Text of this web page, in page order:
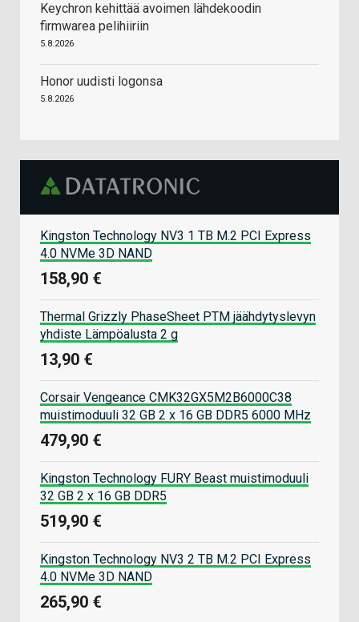
Keychron kehittää avoimen lähdekoodin
firmwarea pelihiiriin
5.8.2026
Honor uudisti logonsa
5.8.2026
Kingston Technology NV3 1 TB M.2 PCI Express
4.0 NVMe 3D NAND
158,90 €
Thermal Grizzly PhaseSheet PTM jäähdytyslevyn
yhdiste Lämpöalusta 2 g
13,90 €
Corsair Vengeance CMK32GX5M2B6000C38
muistimoduuli 32 GB 2 x 16 GB DDR5 6000 MHz
479,90 €
Kingston Technology FURY Beast muistimoduuli
32 GB 2 x 16 GB DDR5
519,90 €
Kingston Technology NV3 2 TB M.2 PCI Express
4.0 NVMe 3D NAND
265,90 €